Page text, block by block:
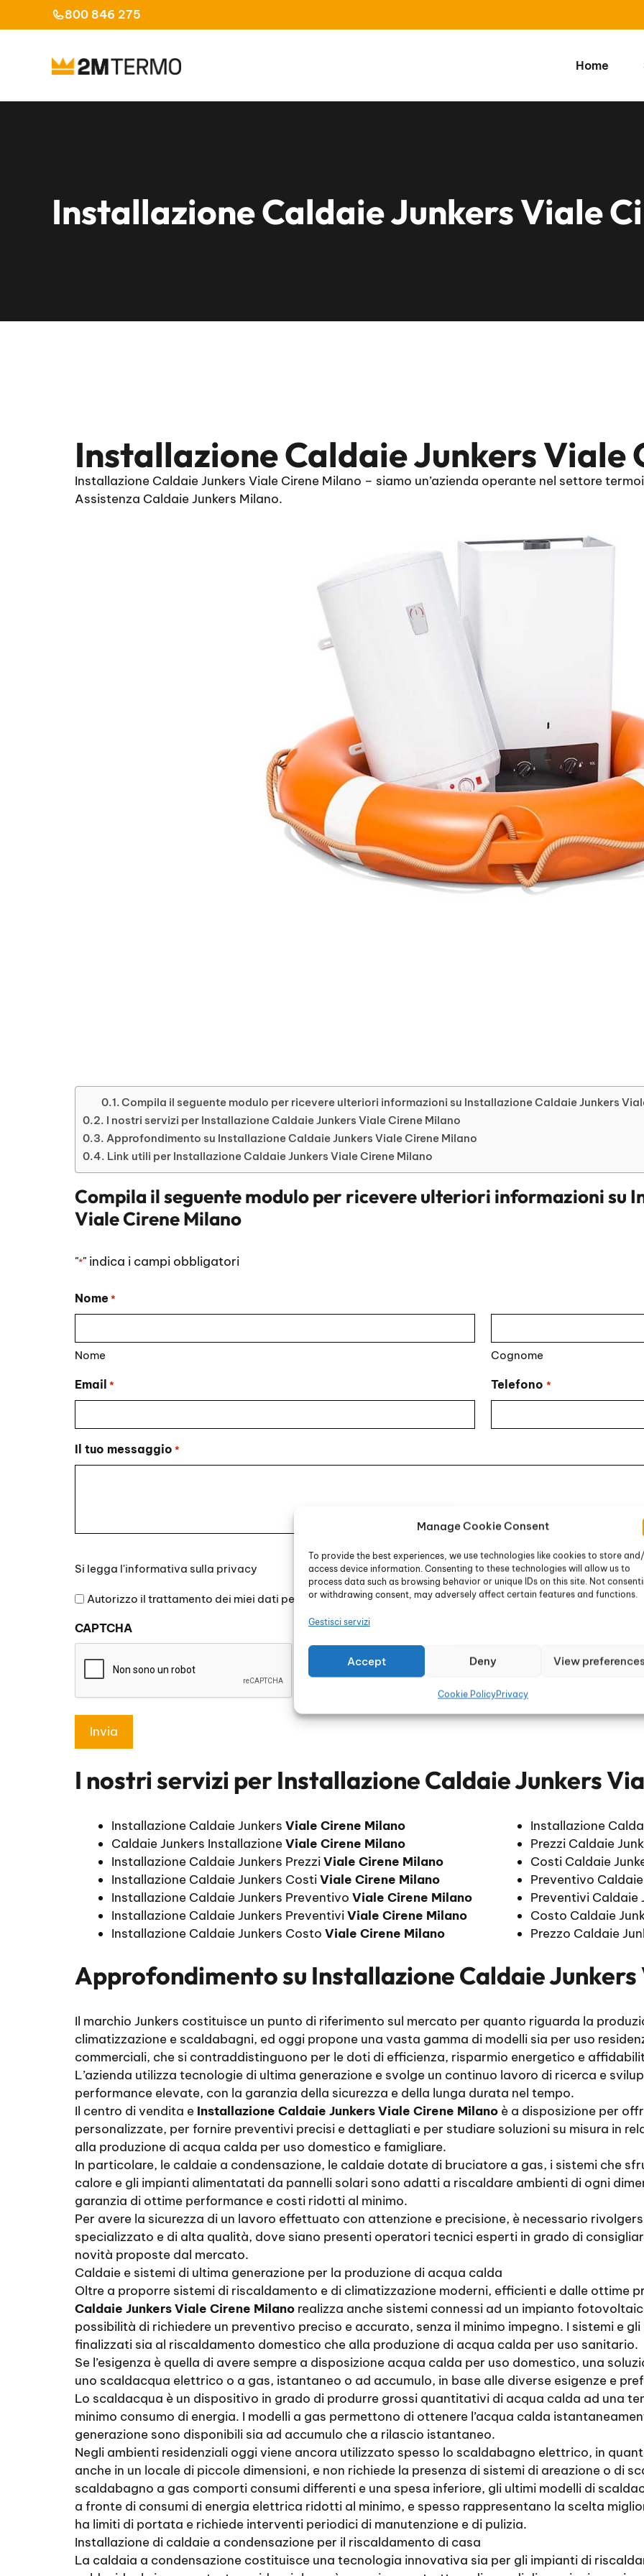
Manage Cookie Consent
To provide the best experiences, we use technologies like cookies to store
access device information. Consenting to these technologies will allow us to
process data such as browsing behavior or unique IDs on this site. Not
or withdrawing consent, may adversely affect certain features and functions.
Gestisci servizi
Accept Deny View preferences
Cookie PolicyPrivacy
al
800 846 275
Home
Installazione Caldaie Junkers Viale
Installazione Caldaie Junkers Viale
Installazione Caldaie Junkers Viale Cirene Milano – siamo un’azienda operante nel settore
Assistenza Caldaie Junkers Milano.
Compila il seguente modulo per ricevere ulteriori informazioni su Installazione Caldaie Junkers
I nostri servizi per Installazione Caldaie Junkers Viale Cirene Milano
Approfondimento su Installazione Caldaie Junkers Viale Cirene Milano
Link utili per Installazione Caldaie Junkers Viale Cirene Milano
Compila il seguente modulo per ricevere ulteriori informazioni su
Viale Cirene Milano
"*" indica i campi obbligatori
Nome *
Nome Cognome
Email * Telefono *
Il tuo messaggio *
legga
l'informativa
privacy
Si legga l'informativa sulla privacy
Autorizzo il trattamento dei miei dati personali
CAPTCHA
I nostri servizi perInstallazione Caldaie Junkers
Installazione Caldaie Junkers Viale Cirene Milano
Caldaie Junkers InstallazioneViale Cirene Milano
Installazione Caldaie Junkers PrezziViale Cirene Milano
Installazione Caldaie Junkers CostiViale Cirene Milano
Installazione Caldaie Junkers Preventivo Viale Cirene Milano
Installazione Caldaie Junkers PreventiviViale Cirene Milano
Installazione Caldaie Junkers Costo Viale Cirene Milano
Installazione
Prezzi Caldaie
Costi Caldaie
Preventivo
Preventivi Caldaie
Costo Caldaie
Prezzo Caldaie
Approfondimento su Installazione Caldaie
Il marchio Junkers costituisce un punto di riferimento sul mercato per quanto riguarda la
climatizzazione e scaldabagni, ed oggi propone una vasta gamma di modelli sia per uso
commerciali, che si contraddistinguono per le doti di efficienza, risparmio energetico e
L’azienda utilizza tecnologie di ultima generazione e svolge un continuo lavoro di ricerca e
performance elevate, con la garanzia della sicurezza e della lunga durata nel tempo.
Il centro di vendita e Installazione Caldaie Junkers Viale Cirene Milano è a disposizione per
personalizzate, per fornire preventivi precisi e dettagliati e per studiare soluzioni su misura in
alla produzione di acqua calda per uso domestico e famigliare.
In particolare, le caldaie a condensazione, le caldaie dotate di bruciatore a gas, i sistemi che
calore e gli impianti alimentatati da pannelli solari sono adatti a riscaldare ambienti di ogni
garanzia di ottime performance e costi ridotti al minimo.
Per avere la sicurezza di un lavoro effettuato con attenzione e precisione, è necessario
specializzato e di alta qualità, dove siano presenti operatori tecnici esperti in grado di
novità proposte dal mercato.
Caldaie e sistemi di ultima generazione per la produzione di acqua calda
Oltre a proporre sistemi di riscaldamento e di climatizzazione moderni, efficienti e dalle ottime
Caldaie Junkers Viale Cirene Milano realizza anche sistemi connessi ad un impianto
possibilità di richiedere un preventivo preciso e accurato, senza il minimo impegno. I sistemi e
finalizzati sia al riscaldamento domestico che alla produzione di acqua calda per uso sanitario.
Se l’esigenza è quella di avere sempre a disposizione acqua calda per uso domestico, una
uno scaldacqua elettrico o a gas, istantaneo o ad accumulo, in base alle diverse esigenze e
Lo scaldacqua è un dispositivo in grado di produrre grossi quantitativi di acqua calda ad una
minimo consumo di energia. I modelli a gas permettono di ottenere l’acqua calda
generazione sono disponibili sia ad accumulo che a rilascio istantaneo.
Negli ambienti residenziali oggi viene ancora utilizzato spesso lo scaldabagno elettrico, in
anche in un locale di piccole dimensioni, e non richiede la presenza di sistemi di areazione o di
scaldabagno a gas comporti consumi differenti e una spesa inferiore, gli ultimi modelli di
a fronte di consumi di energia elettrica ridotti al minimo, e spesso rappresentano la scelta
ha limiti di portata e richiede interventi periodici di manutenzione e di pulizia.
Installazione di caldaie a condensazione per il riscaldamento di casa
La caldaia a condensazione costituisce una tecnologia innovativa sia per gli impianti di